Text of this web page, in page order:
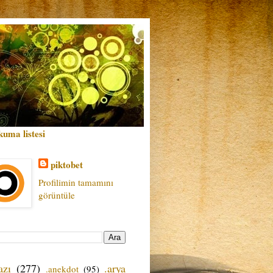
listesi
piktobet
Profilimin tamamını
görüntüle
(277) .anekdot (95) .arya